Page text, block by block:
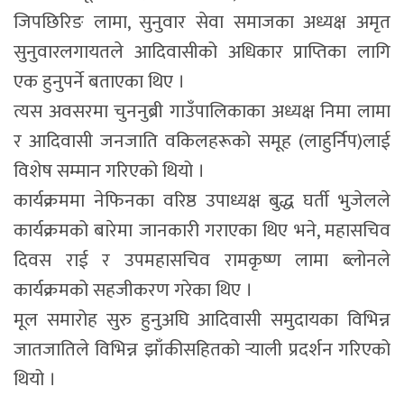
जिपछिरिङ लामा, सुनुवार सेवा समाजका अध्यक्ष अमृत
सुनुवारलगायतले आदिवासीको अधिकार प्राप्तिका लागि
एक हुनुपर्ने बताएका थिए ।
त्यस अवसरमा चुननुब्री गाउँपालिकाका अध्यक्ष निमा लामा
र आदिवासी जनजाति वकिलहरूको समूह (लाहुर्निप)लाई
विशेष सम्मान गरिएको थियो ।
कार्यक्रममा नेफिनका वरिष्ठ उपाध्यक्ष बुद्ध घर्ती भुजेलले
कार्यक्रमको बारेमा जानकारी गराएका थिए भने, महासचिव
दिवस राई र उपमहासचिव रामकृष्ण लामा ब्लोनले
कार्यक्रमको सहजीकरण गरेका थिए ।
मूल समारोह सुरु हुनुअघि आदिवासी समुदायका विभिन्न
जातजातिले विभिन्न झाँकीसहितको र्‍याली प्रदर्शन गरिएको
थियो ।